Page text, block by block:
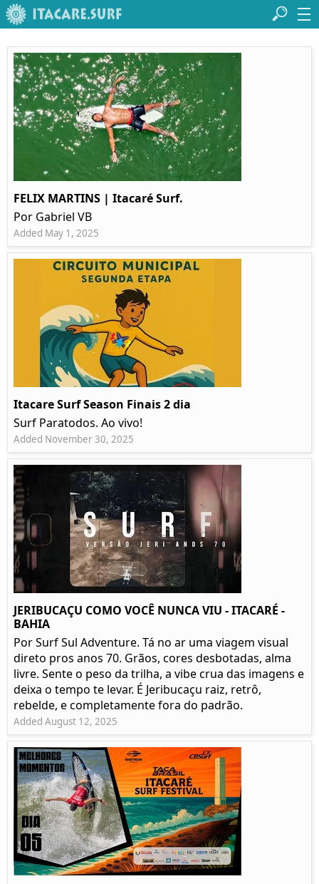
FELIX MARTINS | Itacaré Surf.
Por Gabriel VB
Added May 1, 2025
Itacare Surf Season Finais 2 dia
Surf Paratodos. Ao vivo!
Added November 30, 2025
JERIBUCAÇU COMO VOCÊ NUNCA VIU - ITACARÉ -
BAHIA
Por Surf Sul Adventure. Tá no ar uma viagem visual
direto pros anos 70. Grãos, cores desbotadas, alma
livre. Sente o peso da trilha, a vibe crua das imagens e
deixa o tempo te levar. É Jeribucaçu raiz, retrô,
rebelde, e completamente fora do padrão.
Added August 12, 2025